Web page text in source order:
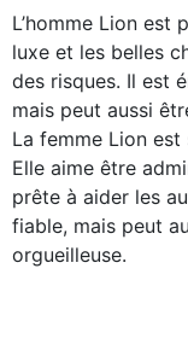
L’homme Lion est
luxe et les belles
des risques. Il est
mais peut aussi
La femme Lion est
Elle aime être
prête à aider les
fiable, mais peut
orgueilleuse.